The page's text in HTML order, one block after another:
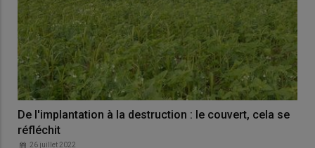
De l'implantation à la destruction : le couvert, cela se
réfléchit
26 juillet 2022